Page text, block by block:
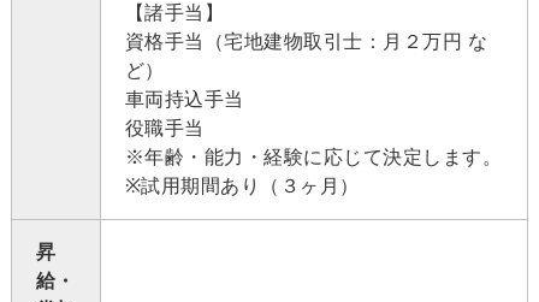
【諸手当】
資格手当（宅地建物取引士：月２万円 な
ど）
車両持込手当
役職手当
※年齢・能力・経験に応じて決定します。
※試用期間あり（３ヶ月）
昇
給・